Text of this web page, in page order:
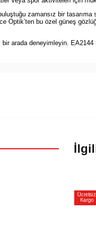
zamansız bir
Optik’ten bu özel güneş
arada deneyimleyin.
Ücretsiz
Kargo